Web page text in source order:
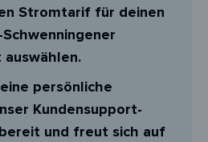
Stromtarif für deinen
auswählen.
persönliche
Kundensupport-
und freut sich auf